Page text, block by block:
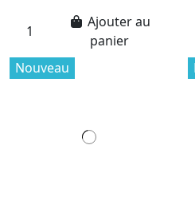
Ajouter au
panier
Nouveau